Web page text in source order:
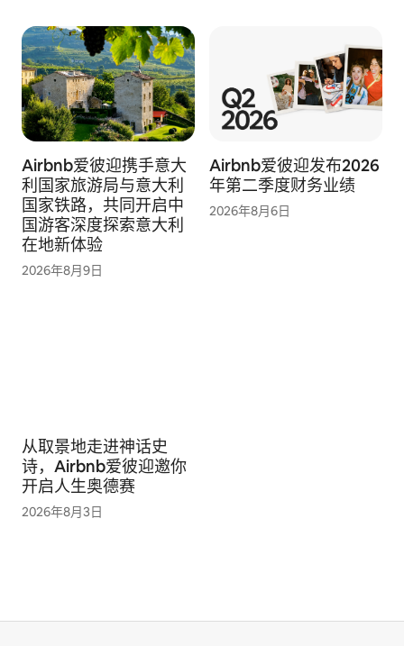
Airbnb爱彼迎携手意大
利国家旅游局与意大利
国家铁路，共同开启中
国游客深度探索意大利
在地新体验
2026年8月9日
Airbnb爱彼迎发布2026
年第二季度财务业绩
2026年8月6日
从取景地走进神话史
诗，Airbnb爱彼迎邀你
开启人生奥德赛
2026年8月3日